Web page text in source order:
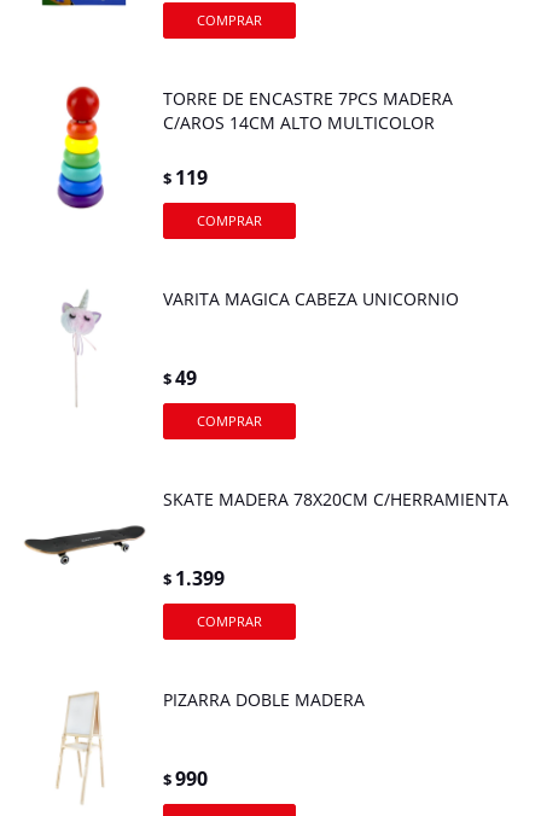
TORRE DE ENCASTRE 7PCS MADERA
C/AROS 14CM ALTO MULTICOLOR
$ 119
VARITA MAGICA CABEZA UNICORNIO
$49
SKATE MADERA 78X20CM C/HERRAMIENTA
$ 1.399
PIZARRA DOBLE MADERA
$990